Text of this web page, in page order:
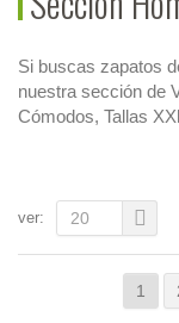
Si buscas zapatos
nuestra sección de
Cómodos, Tallas
1
ver: 20